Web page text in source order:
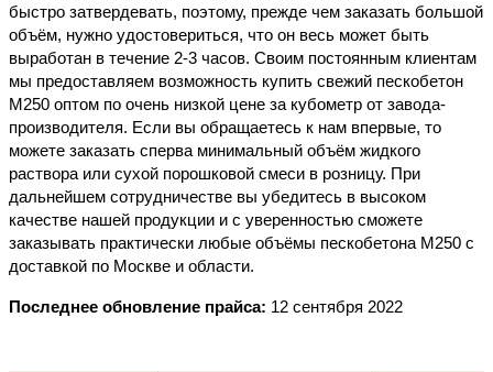
быстро затвердевать, поэтому, прежде чем заказать большой
объём, нужно удостовериться, что он весь может быть
выработан в течение 2-3 часов. Своим постоянным клиентам
мы предоставляем возможность купить свежий пескобетон
М250 оптом по очень низкой цене за кубометр от завода-
производителя. Если вы обращаетесь к нам впервые, то
можете заказать сперва минимальный объём жидкого
раствора или сухой порошковой смеси в розницу. При
дальнейшем сотрудничестве вы убедитесь в высоком
качестве нашей продукции и с уверенностью сможете
заказывать практически любые объёмы пескобетона М250 с
доставкой по Москве и области.
Последнее обновление прайса: 12 сентября 2022